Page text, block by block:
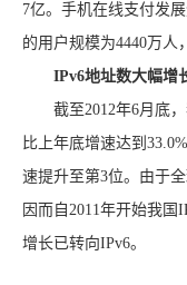
7亿。手机在线支付发
的用户规模为4440万人
IPv6地址数大幅增
截至2012年6月底，
比上年底增速达到
速提升至第3位。由于
因而自2011年开始我
增长已转向IPv6。